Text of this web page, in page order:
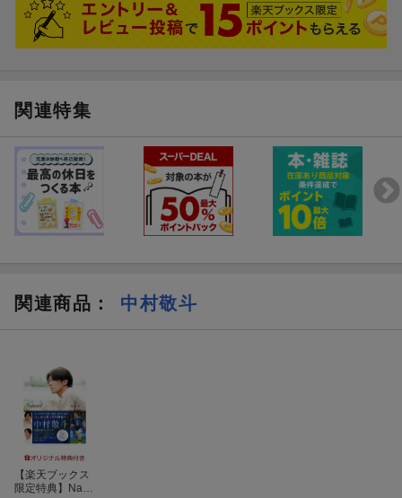
関連特集
関連商品 ： 中村敬斗
【楽天ブックス
限定特典】Natur